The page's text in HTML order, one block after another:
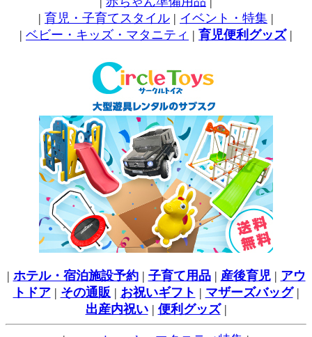
| 育児・子育てスタイル | イベント・特集 |
| ベビー・キッズ・マタニティ | 育児便利グッズ|
| ホテル・宿泊施設予約| 子育て用品| 産後育児| アウ
トドア| その通販 | お祝いギフト | マザーズバッグ|
出産内祝い| 便利グッズ|